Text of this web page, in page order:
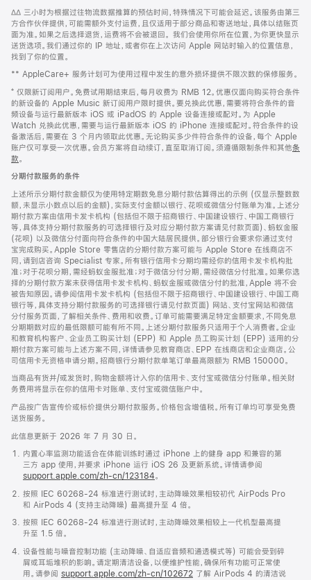
页
页
脚
注
∆∆ 三小时为根据过往物流数据推算的预估时间，特殊情况下可能会延迟。该服务由第三
方合作伙伴提供，可能需额外支付运费，且仅适用于部分商品和寄送地址，具体以结账页
面为准。如果之后选择退货，运费将不会被退回。 我们会使用你所在位置，为你更快显示
送货选项。我们通过你的 IP 地址，或者你在上次访问 Apple 网站时输入的位置信息，
找到了你的位置。
** AppleCare+ 服务计划可为使用过程中发生的意外损坏提供不限次数的保修服务。
⁺ 仅限新订阅用户。免费试用期结束后，每月收费为 RMB 12。优惠仅面向购买符合条件
的新设备的 Apple Music 新订阅用户限时提供。要兑换此优惠，需要将符合条件的音
频设备与运行最新版本 iOS 或 iPadOS 的 Apple 设备连接或配对。为 Apple
Watch 兑换此优惠，需要与运行最新版本 iOS 的 iPhone 连接或配对。符合条件的设
备激活后，需要在 3 个月内领取此优惠。无论购买多少件符合条件的设备，每个 Apple
账户仅可享受一次优惠。会员方案将自动续订，直至取消订阅。须遵循限制条件和其他条
款。
窗
口
中
打
开)
分期付款服务的条件
上述所示分期付款金额仅为使用特定期数免息分期付款估算得出的示例 (仅显示整数数
额，未显示小数点以后的金额)，实际支付金额以银行、花呗或微信分付账单为准。上述分
期付款方案由信用卡发卡机构 (包括但不限于招商银行、中国建设银行、中国工商银行
等，具体支持分期付款服务的可选择银行及对应分期付款方案请见付款页面)、蚂蚁金服
(花呗) 以及微信分付面向符合条件的中国大陆居民提供。部分银行会要求你通过支付
宝完成购买。Apple Store 零售店的分期付款方案可能与 Apple Store 在线商店不
同，请到店咨询 Specialist 专家。所有银行信用卡分期均需经你的信用卡发卡机构批
准；对于花呗分期，需经蚂蚁金服批准；对于微信分付分期，需经微信分付批准。如果你选
择的分期付款方案未获得信用卡发卡机构、蚂蚁金服或微信分付的批准，Apple 将不会
被告知原因。请参阅信用卡发卡机构 (包括但不限于招商银行、中国建设银行、中国工商
银行等，具体支持分期付款服务的可选择银行请见付款页面) 网站、支付宝网站和微信
分付服务页面，了解相关条件、费用和收费。订单可能需要满足特定金额要求，不同免息
分期期数对应的最低限额可能有所不同。上述分期付款服务只适用于个人消费者。企业
和教育机构客户、企业员工购买计划 (EPP) 和 Apple 员工购买计划 (EPP) 适用的分
期付款方案可能与上述方案不同，详情请参见教育商店、EPP 在线商店和企业商店。公
司信用卡无资格申请分期。招商银行分期付款单笔订单最高限额为 RMB 150000。
当商品有货并/或发货时，购物金额将计入你的信用卡、支付宝或微信分付账单。相关财
务费用将显示在你的信用卡对账单、支付宝或微信账户中。
产品按广告宣传价或标价提供分期付款服务。价格包含增值税。所有订单均可享受免费
送货服务。
此信息更新于 2026 年 7 月 30 日。
内置心率监测功能适合在体能训练时通过 iPhone 上的健身 app 和兼容的第
三方 app 使用，并要求 iPhone 运行 iOS 26 及更新系统。详情请参阅
support.apple.com/zh-cn/123184。
按照 IEC 60268-24 标准进行测试时，主动降噪效果相较初代 AirPods Pro
和 AirPods 4 (支持主动降噪) 最高提升至 4 倍。
按照 IEC 60268-24 标准进行测试时，主动降噪效果相较上一代机型最高提
升至 1.5 倍。
设备性能与噪音控制功能 (主动降噪、自适应音频和通透模式等) 可能会受到碎
屑或耳垢堆积的影响。请定期清洁设备，以便维护性能，确保所有功能可正常使
用。请参阅 support.apple.com/zh-cn/102672 了解 AirPods 4 的清洁说